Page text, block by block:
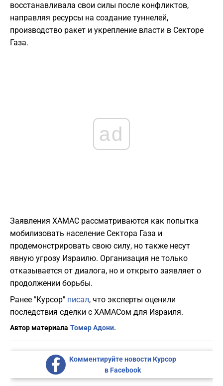
восстанавливала свои силы после конфликтов,
направляя ресурсы на создание туннелей,
производство ракет и укрепление власти в Секторе
Газа.
ad
Заявления ХАМАС рассматриваются как попытка
мобилизовать население Сектора Газа и
продемонстрировать свою силу, но также несут
явную угрозу Израилю. Организация не только
отказывается от диалога, но и открыто заявляет о
продолжении борьбы.
Ранее "Курсор" писал, что эксперты оценили
последствия сделки с ХАМАСом для Израиля.
Автор материала Томер Адони.
Комментируйте новости Курсор
в Facebook